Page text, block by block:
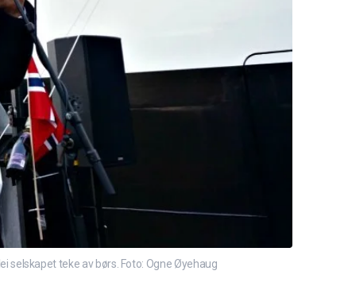
selskapet teke av børs. Foto: Ogne Øyehaug